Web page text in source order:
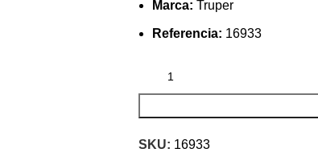
Marca: Truper
Referencia: 16933
SKU: 16933